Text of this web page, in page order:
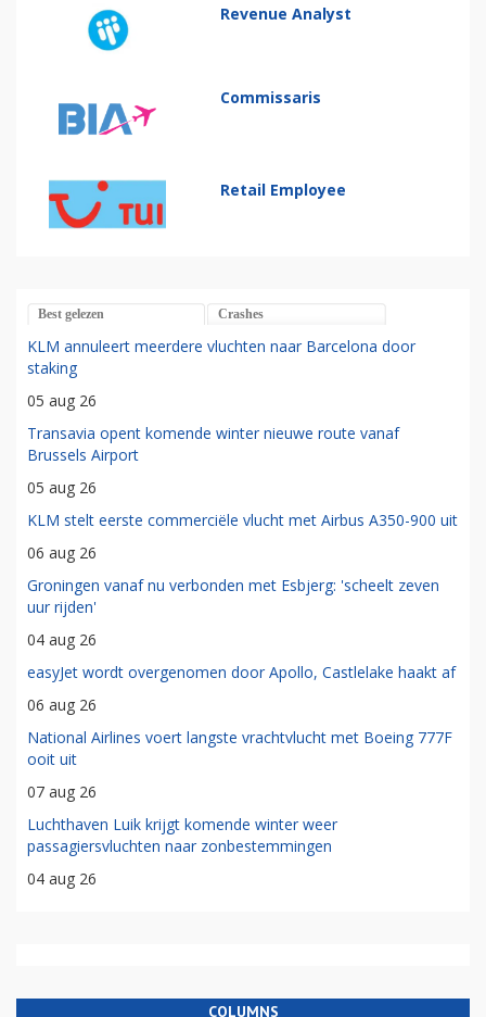
Revenue Analyst
Commissaris
Retail Employee
Best gelezen Crashes
KLM annuleert meerdere vluchten naar Barcelona door
staking
05 aug 26
Transavia opent komende winter nieuwe route vanaf
Brussels Airport
05 aug 26
KLM stelt eerste commerciële vlucht met Airbus A350-900 uit
06 aug 26
Groningen vanaf nu verbonden met Esbjerg: 'scheelt zeven
uur rijden'
04 aug 26
easyJet wordt overgenomen door Apollo, Castlelake haakt af
06 aug 26
National Airlines voert langste vrachtvlucht met Boeing 777F
ooit uit
07 aug 26
Luchthaven Luik krijgt komende winter weer
passagiersvluchten naar zonbestemmingen
04 aug 26
COLUMNS